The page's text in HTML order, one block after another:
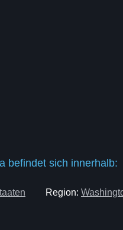
befindet sich innerhalb:
Region: